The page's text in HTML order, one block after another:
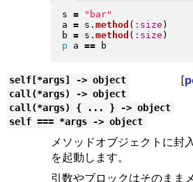
s = " bar"
a = s . method ( :size )
b = s . method ( :size )
p a ==
self[*args] -> object [
call(*args) -> object
call(*args) { ... } -> object
self === *args -> object
メソッドオブジェクトに封
を起動します。
引数やブロックはそのまま